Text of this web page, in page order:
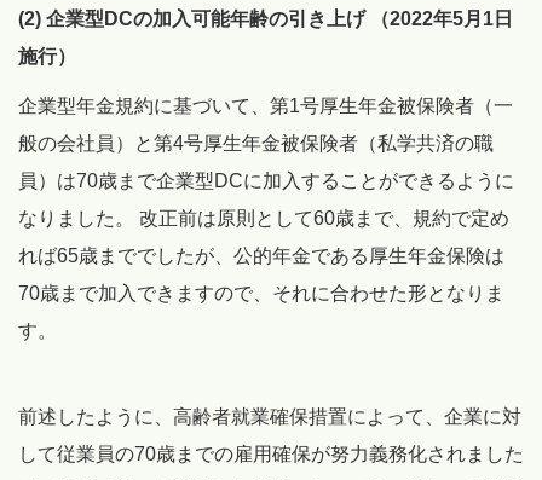
(2) 企業型DCの加入可能年齢の引き上げ （2022年5月1日
施行）
企業型年金規約に基づいて、第1号厚生年金被保険者（一
般の会社員）と第4号厚生年金被保険者（私学共済の職
員）は70歳まで企業型DCに加入することができるように
なりました。 改正前は原則として60歳まで、規約で定め
れば65歳まででしたが、公的年金である厚生年金保険は
70歳まで加入できますので、それに合わせた形となりま
す。
前述したように、高齢者就業確保措置によって、企業に対
して従業員の70歳までの雇用確保が努力義務化されました